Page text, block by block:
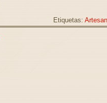
Etiquetas: